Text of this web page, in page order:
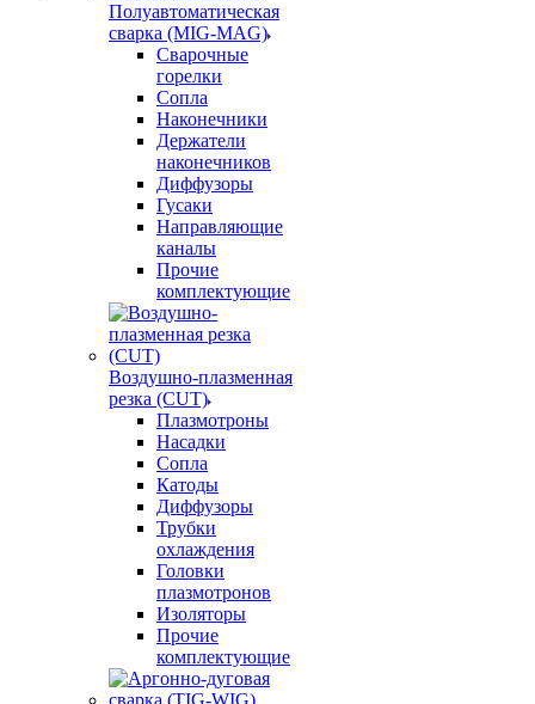
Полуавтоматическая
сварка (MIG-MAG)
Сварочные
горелки
Сопла
Наконечники
Держатели
наконечников
Диффузоры
Гусаки
Направляющие
каналы
Прочие
комплектующие
Воздушно-плазменная
резка (CUT)
Плазмотроны
Насадки
Сопла
Катоды
Диффузоры
Трубки
охлаждения
Головки
плазмотронов
Изоляторы
Прочие
комплектующие